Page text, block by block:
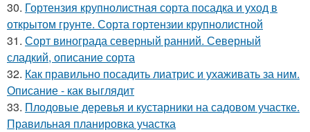
30. Гортензия крупнолистная сорта посадка и уход в
открытом грунте. Сорта гортензии крупнолистной
31. Сорт винограда северный ранний. Северный
сладкий, описание сорта
32. Как правильно посадить лиатрис и ухаживать за ним.
Описание - как выглядит
33. Плодовые деревья и кустарники на садовом участке.
Правильная планировка участка